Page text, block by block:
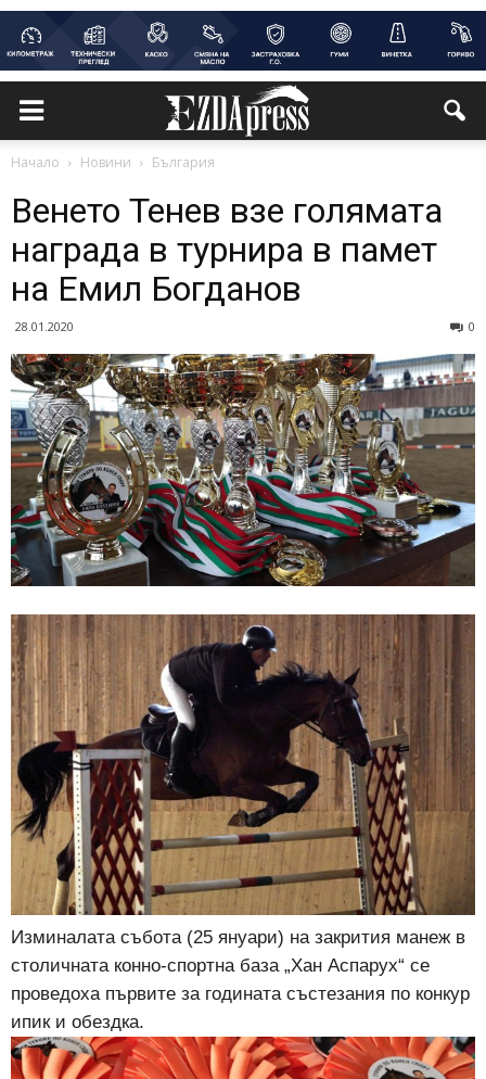
Начало Новини България
Венето Тенев взе голямата
награда в турнира в памет
на Емил Богданов
28.01.2020 0
Изминалата събота (25 януари) на закрития манеж в
столичната конно-спортна база „Хан Аспарух“ се
проведоха първите за годината състезания по конкур
ипик и обездка.